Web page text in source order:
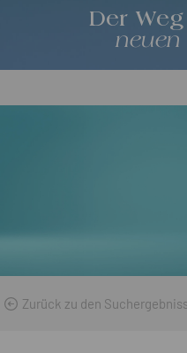
Der
neuen
Zurück zu den